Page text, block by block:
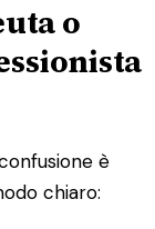
o
è
chiaro: